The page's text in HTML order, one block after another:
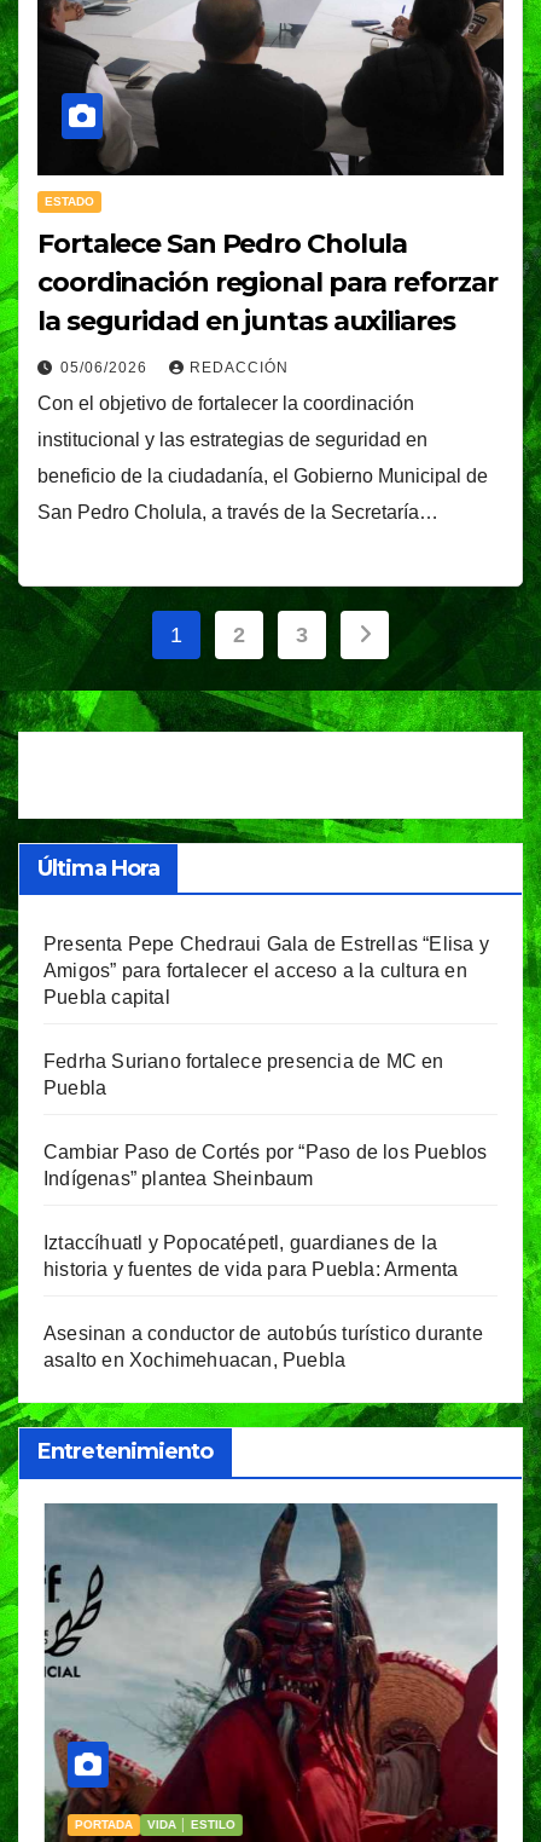
ESTADO
Fortalece San Pedro Cholula
coordinación regional para reforzar
la seguridad en juntas auxiliares
05/06/2026 REDACCIÓN
Con el objetivo de fortalecer la coordinación
institucional y las estrategias de seguridad en
beneficio de la ciudadanía, el Gobierno Municipal de
San Pedro Cholula, a través de la Secretaría…
Paginación
de
entradas
1 2 3
Última Hora
Presenta Pepe Chedraui Gala de Estrellas “Elisa y
Amigos” para fortalecer el acceso a la cultura en
Puebla capital
Fedrha Suriano fortalece presencia de MC en
Puebla
Cambiar Paso de Cortés por “Paso de los Pueblos
Indígenas” plantea Sheinbaum
Iztaccíhuatl y Popocatépetl, guardianes de la
historia y fuentes de vida para Puebla: Armenta
Asesinan a conductor de autobús turístico durante
asalto en Xochimehuacan, Puebla
Entretenimiento
PORTADA VIDA │ ESTILO